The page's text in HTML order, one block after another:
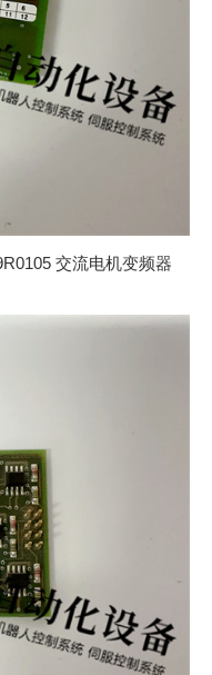
交流电机变频器